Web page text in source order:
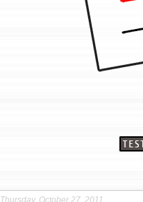
Thursday, October 27, 2011